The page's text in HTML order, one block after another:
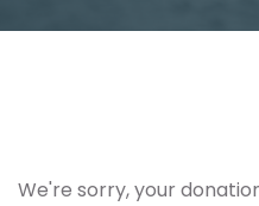
We're sorry, your